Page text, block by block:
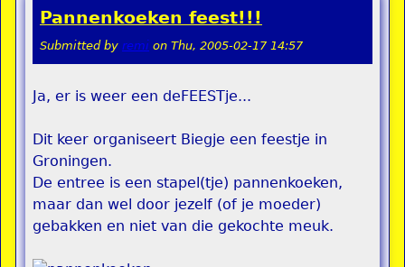
Pannenkoeken feest!!!
Submitted by remi on Thu, 2005-02-17 14:57
Ja, er is weer een deFEESTje...
Dit keer organiseert Biegje een feestje in
Groningen.
De entree is een stapel(tje) pannenkoeken,
maar dan wel door jezelf (of je moeder)
gebakken en niet van die gekochte meuk.